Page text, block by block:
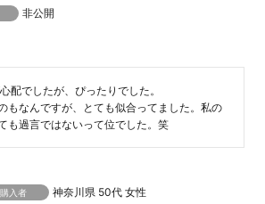
非公開
配でしたが、ぴったりでした。
もなんですが、とても似合ってました。私の
も過言ではないって位でした。笑
購入者 神奈川県 50代 女性